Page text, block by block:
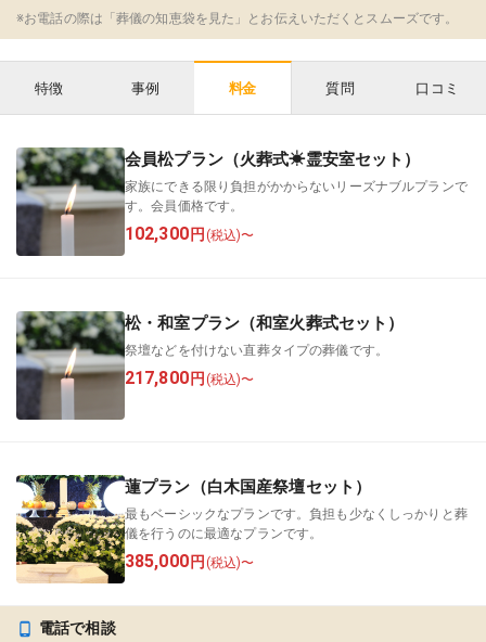
※お電話の際は「葬儀の知恵袋を見た」とお伝えいただくとスムーズです。
特徴 事例 料金 質問 口コミ
会員松プラン（火葬式☀︎霊安室セット）
家族にできる限り負担がかからないリーズナブルプランで
す。会員価格です。
102,300 円 (税込)〜
松・和室プラン（和室火葬式セット）
祭壇などを付けない直葬タイプの葬儀です。
217,800 円 (税込)〜
蓮プラン（白木国産祭壇セット）
最もベーシックなプランです。負担も少なくしっかりと葬
儀を行うのに最適なプランです。
385,000 円 (税込)〜
電話で相談